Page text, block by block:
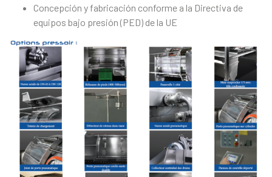
Concepción y fabricación conforme a la Directiva de
equipos bajo presión (PED) de la UE